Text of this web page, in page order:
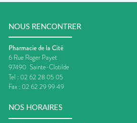
NOUS RENCONTRER
Pharmacie de la Cité
6 Rue Roger Payet
97490 Sainte-Clotilde
Tel : 02 62 28 05 05
Fax : 02 62 29 99 49
NOS HORAIRES